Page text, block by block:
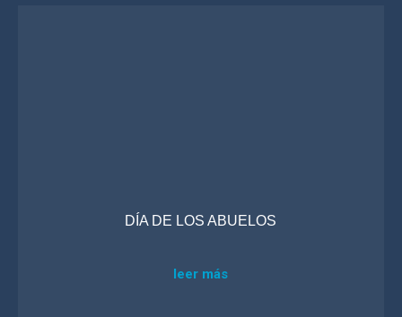
DÍA DE LOS ABUELOS
leer más